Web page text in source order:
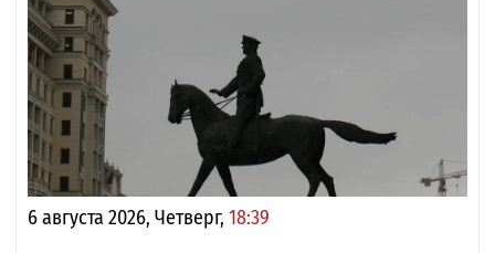
6 августа 2026, Четверг, 18:39